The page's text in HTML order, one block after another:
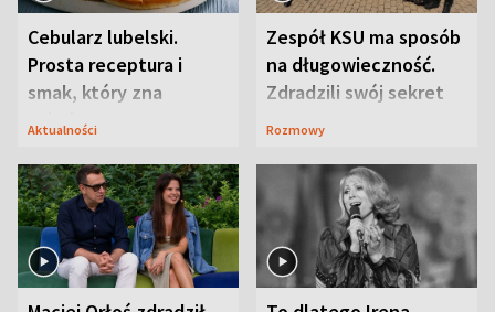
Cebularz lubelski.
Prosta receptura i
smak, który zna
Lubelszczyzna
Aktualności
Zespół KSU ma sposób
na długowieczność.
Zdradzili swój sekret
Rozmowy